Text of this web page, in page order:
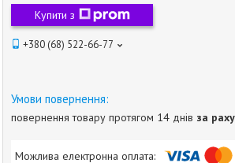
Купити з
+380 (68) 522-66-77
повернення товару протягом 14 днів за